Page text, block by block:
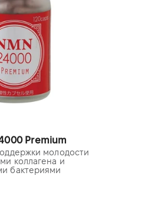
Premium
молодости
коллагена и
бактериями